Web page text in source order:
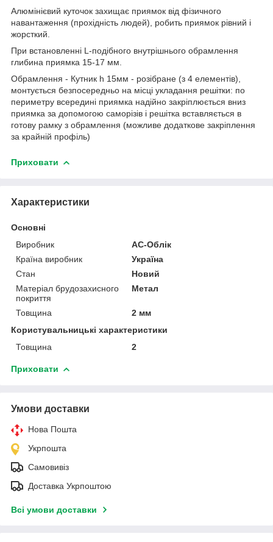
Алюмінієвий куточок захищає приямок від фізичного
навантаження (прохідність людей), робить приямок рівний і
жорсткий.
При встановленні L-подібного внутрішнього обрамлення
глибина приямка 15-17 мм.
Обрамлення - Кутник h 15мм - розібране (з 4 елементів),
монтується безпосередньо на місці укладання решітки: по
периметру всередині приямка надійно закріплюється вниз
приямка за допомогою саморізів і решітка вставляється в
готову рамку з обрамлення (можливе додаткове закріплення
за крайній профіль)
Приховати
Характеристики
Основні
Виробник
АС-Облік
Країна виробник
Україна
Стан
Новий
Матеріал брудозахисного
покриття
Метал
Товщина
2 мм
Користувальницькі характеристики
Товщина
2
Приховати
Умови доставки
Нова Пошта
Укрпошта
Самовивіз
Доставка Укрпоштою
Всі умови доставки